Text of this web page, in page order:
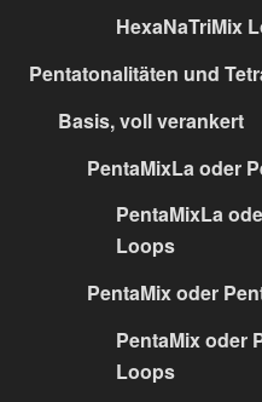
HexaNaTriMix
Pentatonalitäten und
Basis, voll verankert
PentaMixLa oder
PentaMixLa
Loops
PentaMix oder
PentaMix oder
Loops